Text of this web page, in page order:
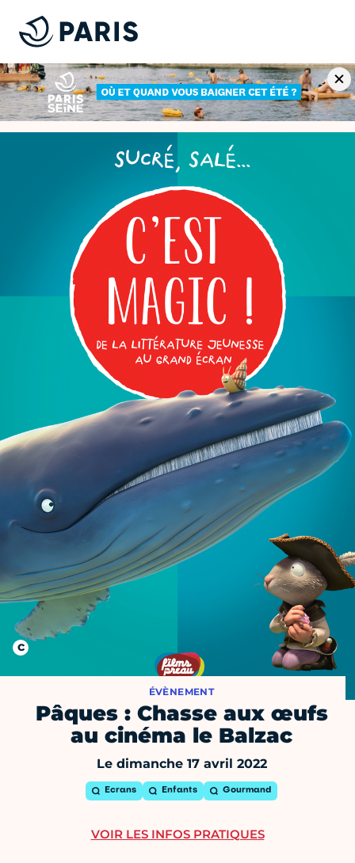
ÉVÈNEMENT
Pâques : Chasse aux œufs
au cinéma le Balzac
Le dimanche 17 avril 2022
Ecrans Enfants Gourmand
VOIR LES INFOS PRATIQUES